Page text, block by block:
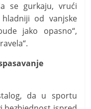
se gurkaju, vrući
od vanjske
jako opasno“,
da u sportu